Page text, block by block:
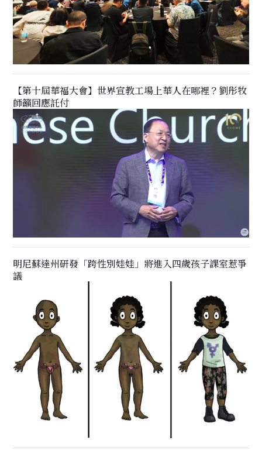
【第十屆華福大會】世界宣教工場上華人在哪裡？劉彤牧
師籲回應託付
明尼蘇達州研發「跨性別娃娃」將進入四歲孩子課室惹爭
議